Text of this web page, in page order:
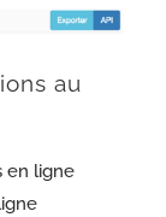
au
en ligne